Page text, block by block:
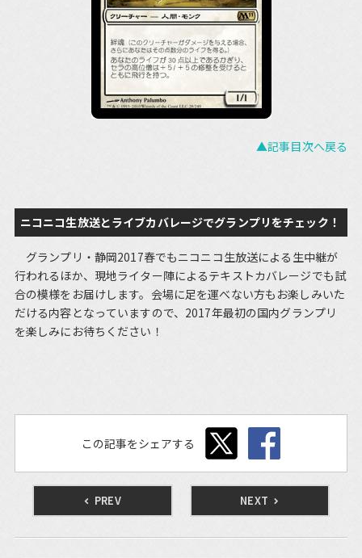
▲記事目次へ戻る
ニコニコ生放送とライブカバレージでグランプリをチェック！
グランプリ・静岡2017春でもニコニコ生放送による生中継が
行われるほか、現地ライター陣によるテキストカバレージでも試
合の模様をお届けします。会場に足を運べない方もお楽しみいた
だける内容となっていますので、2017年最初の国内グランプリ
を楽しみにお待ちください！
この記事をシェアする
PREV NEXT